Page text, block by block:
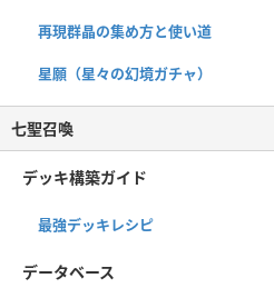
再現群晶の集め方と使い道
星願（星々の幻境ガチャ）
七聖召喚
デッキ構築ガイド
最強デッキレシピ
データベース